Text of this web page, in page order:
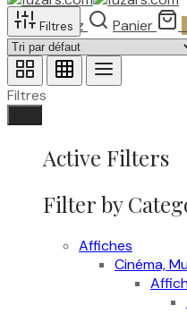
Recherchez Panier
Filtres
Filtres
Active Filters
Filter by
Affiches
Cinéma,